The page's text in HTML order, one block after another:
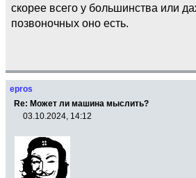
скорее всего у большинства или
позвоночных оно есть.
epros
Re: Может ли машина мыслить?
03.10.2024, 14:12